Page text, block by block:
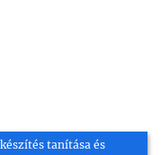
tanítása és